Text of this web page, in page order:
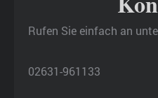
Rufen Sie einfach an
02631-961133